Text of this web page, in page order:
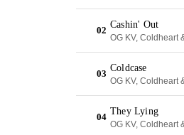
02
Cashin' Out
OG KV, Coldheart
03
Coldcase
OG KV, Coldheart
04
They Lying
OG KV, Coldheart